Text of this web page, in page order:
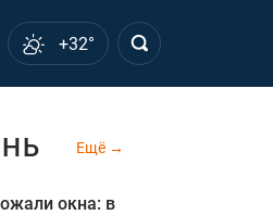
+32°
Ещё
окна: в